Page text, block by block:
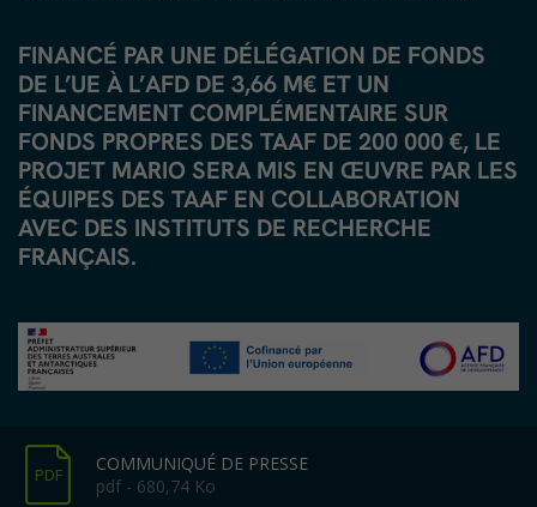
FINANCÉ PAR UNE DÉLÉGATION DE FONDS
DE L’UE À L’AFD DE 3,66 M€ ET UN
FINANCEMENT COMPLÉMENTAIRE SUR
FONDS PROPRES DES TAAF DE 200 000 €, LE
PROJET MARIO SERA MIS EN ŒUVRE PAR LES
ÉQUIPES DES TAAF EN COLLABORATION
AVEC DES INSTITUTS DE RECHERCHE
FRANÇAIS.
PDF
COMMUNIQUÉ DE PRESSE
pdf - 680,74 Ko